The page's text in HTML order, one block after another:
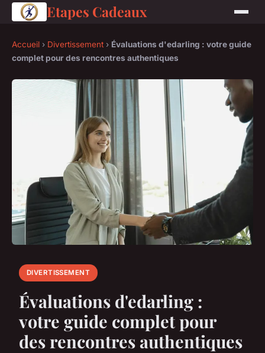
Etapes Cadeaux
Accueil › Divertissement › Évaluations d'edarling : votre guide
complet pour des rencontres authentiques
DIVERTISSEMENT
Évaluations d'edarling :
votre guide complet pour
des rencontres authentiques